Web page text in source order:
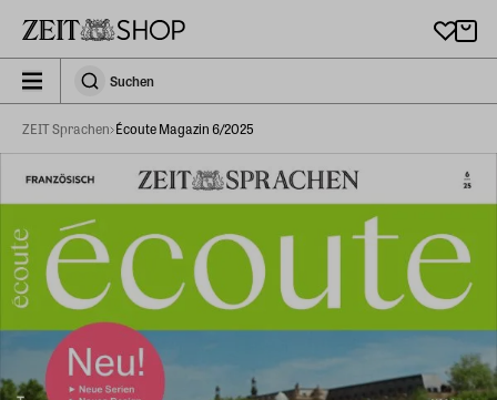
zeit_storefront.components.search.collapsed
SuchenSuchen
ZEIT Sprachen Écoute Magazin 6/2025